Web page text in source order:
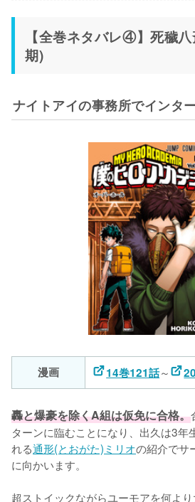
【全巻ネタバレ④】死穢
期)
ナイトアイの事務所でインタ
漫画 14巻121話～
轟と爆豪を除くA組は仮免に合格。
ターンに臨むことになり、出久は3年
れる通形(とおがた)ミリオの紹介でサ
に向かいます。
超ストイックながらユーモアを何よ